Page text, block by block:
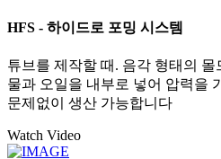
HFS - 하이드로 포밍 시스템
튜브를 제작할 때. 음각 형태의
물과 오일을 내부로 넣어 압력을
문제없이 생산 가능합니다
Watch Video